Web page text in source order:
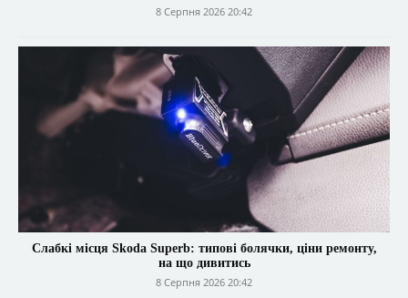
8 Серпня 2026 20:42
Слабкі місця Skoda Superb: типові болячки, ціни ремонту,
на що дивитись
8 Серпня 2026 20:42